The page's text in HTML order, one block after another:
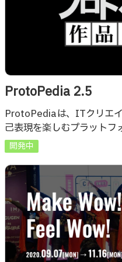
ProtoPedia 2.5
ProtoPediaは、ITクリエ
己表現を楽しむプラットフ
えることで、創作の楽しさ
開発中